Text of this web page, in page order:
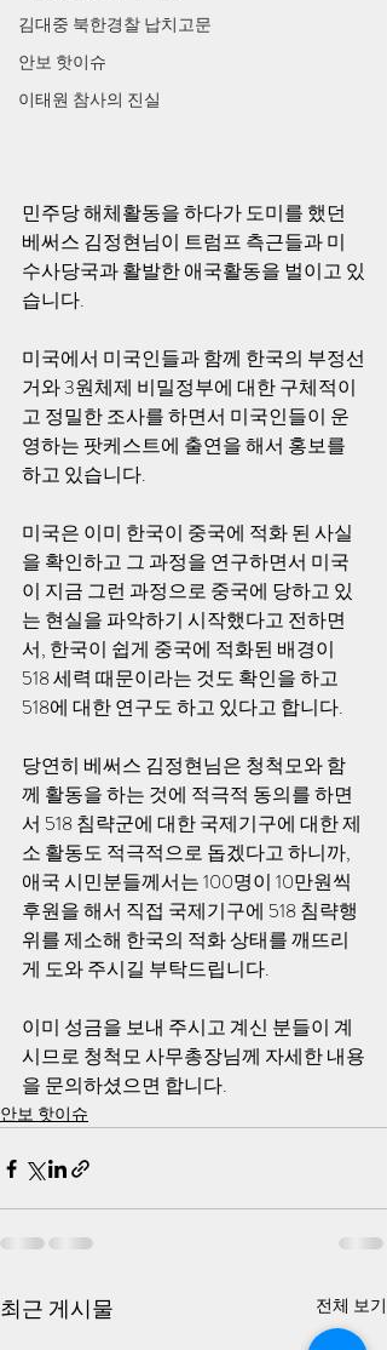
김대중 북한경찰 납치고문
안보 핫이슈
이태원 참사의 진실
민주당 해체활동을 하다가 도미를 했던
베써스 김정현님이 트럼프 측근들과 미
수사당국과 활발한 애국활동을 벌이고 있
습니다.
미국에서 미국인들과 함께 한국의 부정선
거와 3원체제 비밀정부에 대한 구체적이
고 정밀한 조사를 하면서 미국인들이 운
영하는 팟케스트에 출연을 해서 홍보를
하고 있습니다.
미국은 이미 한국이 중국에 적화 된 사실
을 확인하고 그 과정을 연구하면서 미국
이 지금 그런 과정으로 중국에 당하고 있
는 현실을 파악하기 시작했다고 전하면
서, 한국이 쉽게 중국에 적화된 배경이
518 세력 때문이라는 것도 확인을 하고
518에 대한 연구도 하고 있다고 합니다.
당연히 베써스 김정현님은 청척모와 함
께 활동을 하는 것에 적극적 동의를 하면
서 518 침략군에 대한 국제기구에 대한 제
소 활동도 적극적으로 돕겠다고 하니까,
애국 시민분들께서는 100명이 10만원씩
후원을 해서 직접 국제기구에 518 침략행
위를 제소해 한국의 적화 상태를 깨뜨리
게 도와 주시길 부탁드립니다.
이미 성금을 보내 주시고 계신 분들이 계
시므로 청척모 사무총장님께 자세한 내용
을 문의하셨으면 합니다.
안보 핫이슈
최근 게시물 전체 보기